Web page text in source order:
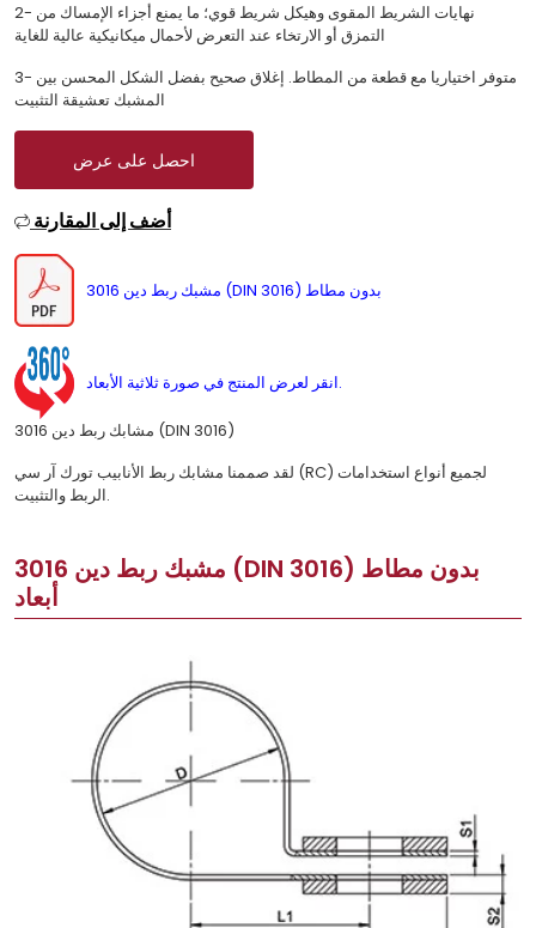
2- نهايات الشريط المقوى وهيكل شريط قوي؛ ما يمنع أجزاء الإمساك من
التمزق أو الارتخاء عند التعرض لأحمال ميكانيكية عالية للغاية
3- متوفر اختياريا مع قطعة من المطاط. إغلاق صحيح بفضل الشكل المحسن بين
المشبك تعشيقة التثبيت
احصل على عرض
أضف إلى المقارنة
مشبك ربط دين 3016 (DIN 3016) بدون مطاط
انقر لعرض المنتج في صورة ثلاثية الأبعاد.
مشابك ربط دين 3016 (DIN 3016)
لقد صممنا مشابك ربط الأنابيب تورك آر سي (RC) لجميع أنواع استخدامات
الربط والتثبيت.
مشبك ربط دين 3016 (DIN 3016) بدون مطاط
أبعاد